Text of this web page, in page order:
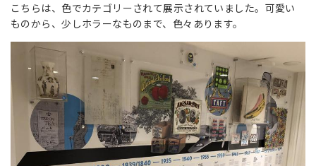
こちらは、色でカテゴリーされて展示されていました。可愛い
ものから、少しホラーなものまで、色々あります。